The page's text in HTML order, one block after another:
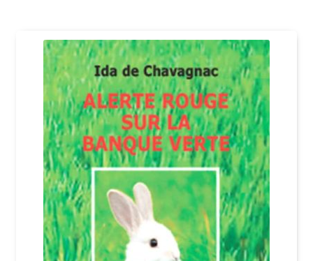
Listes d’Envies
Livres de Peter Randa
Livres de Philippe Randa
Login Customizer
Newsletter
Nous Contacter
Panier
Politique de confidentialité et cookies
Qui sommes-nous ?